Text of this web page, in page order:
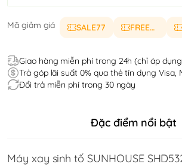
Mã giảm giá SALE77 FREESHIP
Giao hàng miễn phí trong 24h (chỉ áp
Trả góp lãi suất 0% qua thẻ tín dụng Visa,
Đổi trả miễn phí trong 30 ngày
Đặc điểm nổi bật
Máy xay sinh tố SUNHOUSE